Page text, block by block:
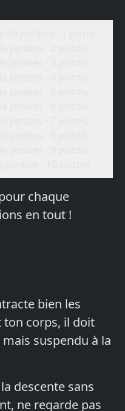
chaque
en tout !
bien les
ton corps, il doit
mais suspendu à la
descente sans
ne regarde pas